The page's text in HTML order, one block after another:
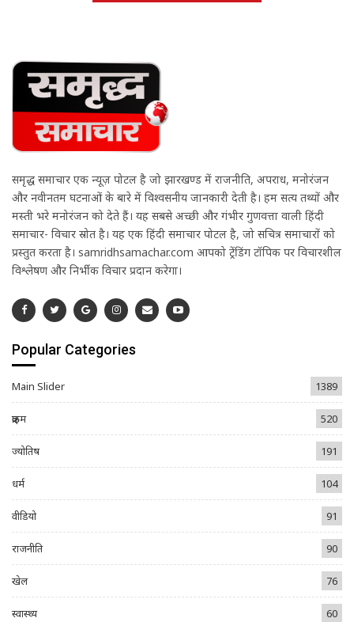
समृद्ध समाचार एक न्यूज़ पोर्टल है जो झारखण्ड में राजनीति, अपराध, मनोरंजन
और नवीनतम घटनाओं के बारे में विश्वसनीय जानकारी देती है। हम सत्य तथ्यों और
मस्ती भरे मनोरंजन को देते हैं। यह सबसे अच्छी और गंभीर गुणवत्ता वाली हिंदी
समाचार- विचार स्रोत है। यह एक हिंदी समाचार पोर्टल है, जो सचित्र समाचारों को
प्रस्तुत करता है। samridhsamachar.com आपको ट्रेंडिंग टॉपिक पर विचारशील
विश्लेषण और निर्भीक विचार प्रदान करेगा।
Popular Categories
Main Slider 1389
क्राइम 520
ज्योतिष 191
धर्म 104
वीडियो 91
राजनीति 90
खेल 76
स्वास्थ्य 60